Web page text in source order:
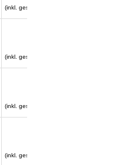
(inkl. gesetzl. MwSt.)
(inkl. gesetzl. MwSt.)
(inkl. gesetzl. MwSt.)
(inkl. gesetzl. MwSt.)